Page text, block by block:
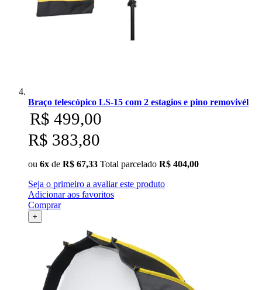
Braço telescópico LS-15 com 2 estagios e pino removivél
R$ 499,00
R$ 383,80
ou 6x de R$ 67,33 Total parcelado R$ 404,00
Seja o primeiro a avaliar este produto
Adicionar aos favoritos
Comprar
+